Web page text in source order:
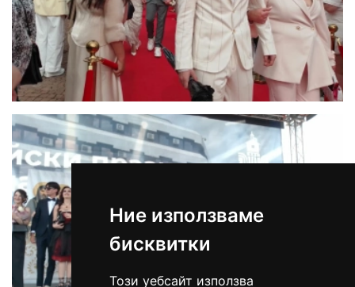
Ние използваме
бисквитки
Този уебсайт използва